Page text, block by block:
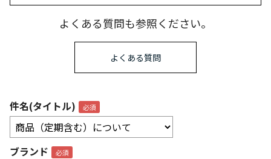
よくある質問も参照ください。
よくある質問
件名(タイトル)
ブランド